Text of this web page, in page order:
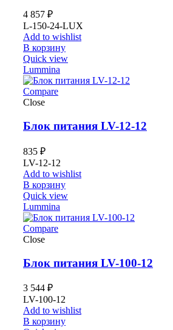
4 857 ₽
L-150-24-LUX
Add to wishlist
В корзину
Quick view
Lummina
Compare
Close
Блок питания LV-12-12
835 ₽
LV-12-12
Add to wishlist
В корзину
Quick view
Lummina
Compare
Close
Блок питания LV-100-12
3 544 ₽
LV-100-12
Add to wishlist
В корзину